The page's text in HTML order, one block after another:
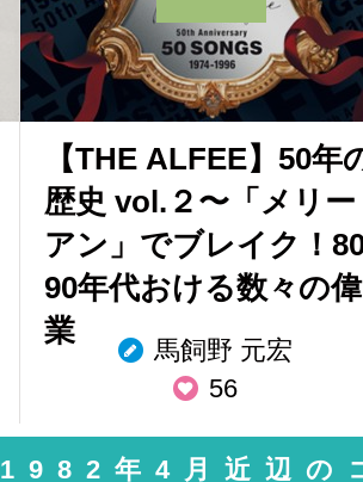
【THE ALFEE】50年
歴史 vol.２〜「メリー
アン」でブレイク！
90年代おける数々の偉
業
馬飼野 元宏
56
1982年4月近辺の